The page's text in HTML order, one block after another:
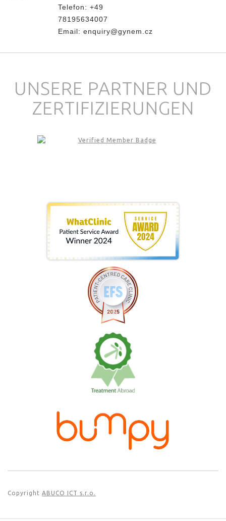
Telefon: +49
78195634007
Email: enquiry@gynem.cz
UNSERE PARTNER UND
ZERTIFIZIERUNGEN
Copyright ABUCO ICT s.r.o.